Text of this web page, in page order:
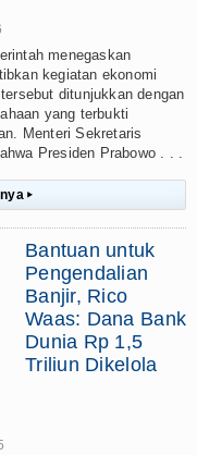
menegaskan
kegiatan ekonomi
ditunjukkan dengan
yang terbukti
Menteri Sekretaris
Presiden Prabowo . . .
▸
Bantuan untuk
Pengendalian
Banjir, Rico
Waas: Dana Bank
Dunia Rp 1,5
Triliun Dikelola